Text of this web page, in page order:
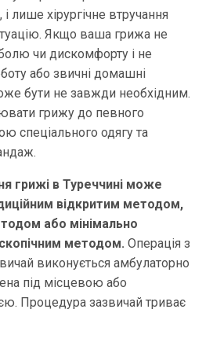
лише хірургічне втручання
Якщо ваша грижа не
чи дискомфорту і не
або звичні домашні
бути не завжди необхідним.
грижу до певного
спеціального одягу та
грижі в Туреччині може
відкритим методом,
або мінімально
методом. Операція з
виконується амбулаторно
під місцевою або
Процедура зазвичай триває